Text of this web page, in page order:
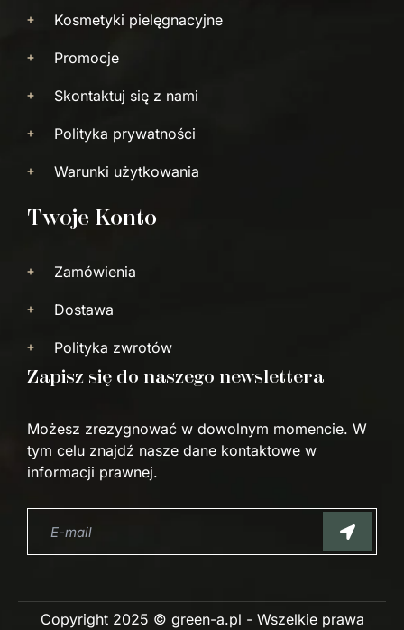
Kosmetyki pielęgnacyjne
Promocje
Skontaktuj się z nami
Polityka prywatności
Warunki użytkowania
Twoje Konto
Zamówienia
Dostawa
Polityka zwrotów
Zapisz się do naszego newslettera
Możesz zrezygnować w dowolnym momencie. W
tym celu znajdź nasze dane kontaktowe w
informacji prawnej.
Copyright 2025 © green-a.pl - Wszelkie prawa